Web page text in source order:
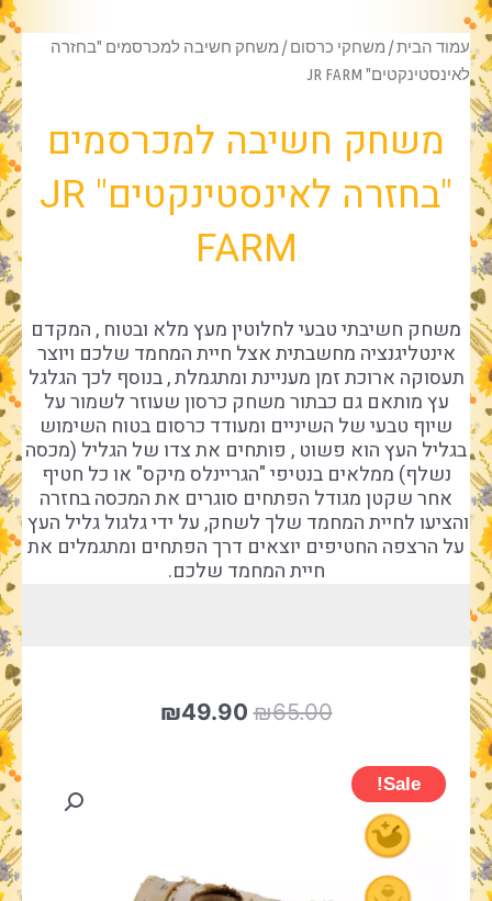
עמוד הבית/ משחקי כרסום/ משחק חשיבה למכרסמים "בחזרה
לאינסטינקטים" JR FARM
משחק חשיבה למכרסמים
"בחזרה לאינסטינקטים" JR
FARM
משחק חשיבתי טבעי לחלוטין מעץ מלא ובטוח , המקדם
אינטליגנציה מחשבתית אצל חיית המחמד שלכם ויוצר
תעסוקה ארוכת זמן מעניינת ומתגמלת , בנוסף לכך הגלגל
עץ מותאם גם כבתור משחק כרסון שעוזר לשמור על
שיוף טבעי של השיניים ומעודד כרסום בטוח השימוש
בגליל העץ הוא פשוט , פותחים את צדו של הגליל (מכסה
נשלף) ממלאים בנטיפי "הגריינלס מיקס" או כל חטיף
אחר שקטן מגודל הפתחים סוגרים את המכסה בחזרה
והציעו לחיית המחמד שלך לשחק, על ידי גלגול גליל העץ
על הרצפה החטיפים יוצאים דרך הפתחים ומתגמלים את
חיית המחמד שלכם.
₪65.00
המחיר₪49.90
Sale!